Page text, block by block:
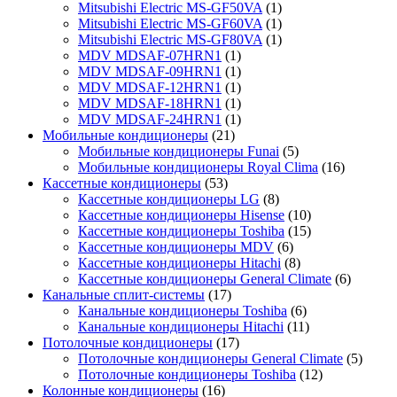
Mitsubishi Electric MS-GF50VA (1)
Mitsubishi Electric MS-GF60VA (1)
Mitsubishi Electric MS-GF80VA (1)
MDV MDSAF-07HRN1 (1)
MDV MDSAF-09HRN1 (1)
MDV MDSAF-12HRN1 (1)
MDV MDSAF-18HRN1 (1)
MDV MDSAF-24HRN1 (1)
Мобильные кондиционеры (21)
Мобильные кондиционеры Funai (5)
Мобильные кондиционеры Royal Clima (16)
Кассетные кондиционеры (53)
Кассетные кондиционеры LG (8)
Кассетные кондиционеры Hisense (10)
Кассетные кондиционеры Toshiba (15)
Кассетные кондиционеры MDV (6)
Кассетные кондиционеры Hitachi (8)
Кассетные кондиционеры General Climate (6)
Канальные сплит-системы (17)
Канальные кондиционеры Toshiba (6)
Канальные кондиционеры Hitachi (11)
Потолочные кондиционеры (17)
Потолочные кондиционеры General Climate (5)
Потолочные кондиционеры Toshiba (12)
Колонные кондиционеры (16)